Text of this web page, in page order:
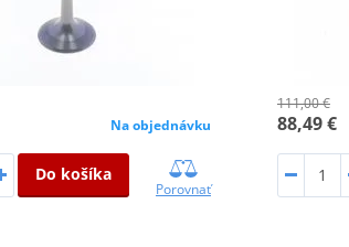
Na objednávku
Do košíka
Porovnať
111,00 €
88,49 €